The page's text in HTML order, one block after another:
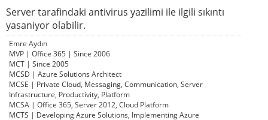
Server tarafindaki antivirus yazilimi ile ilgili sıkıntı
yasaniyor olabilir.
Emre Aydın
MVP | Office 365 | Since 2006
MCT | Since 2005
MCSD | Azure Solutions Architect
MCSE | Private Cloud, Messaging, Communication, Server
Infrastructure, Productivity, Platform
MCSA | Office 365, Server 2012, Cloud Platform
MCTS | Developing Azure Solutions, Implementing Azure